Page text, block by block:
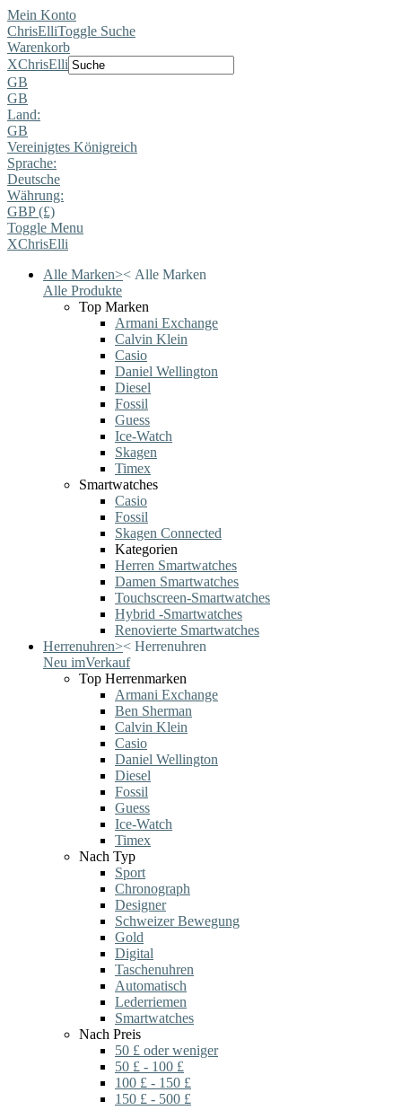
Mein Konto
ChrisElliToggle Suche
Warenkorb
XChrisElli
GB
GB
Land:
GB
Vereinigtes Königreich
Sprache:
Deutsche
Währung:
GBP (£)
Toggle Menu
XChrisElli
Alle Marken>< Alle Marken
Alle Produkte
Top Marken
Armani Exchange
Calvin Klein
Casio
Daniel Wellington
Diesel
Fossil
Guess
Ice-Watch
Skagen
Timex
Smartwatches
Casio
Fossil
Skagen Connected
Kategorien
Herren Smartwatches
Damen Smartwatches
Touchscreen-Smartwatches
Hybrid -Smartwatches
Renovierte Smartwatches
Herrenuhren>< Herrenuhren
Neu imVerkauf
Top Herrenmarken
Armani Exchange
Ben Sherman
Calvin Klein
Casio
Daniel Wellington
Diesel
Fossil
Guess
Ice-Watch
Timex
Nach Typ
Sport
Chronograph
Designer
Schweizer Bewegung
Gold
Digital
Taschenuhren
Automatisch
Lederriemen
Smartwatches
Nach Preis
50 £ oder weniger
50 £ - 100 £
100 £ - 150 £
150 £ - 500 £